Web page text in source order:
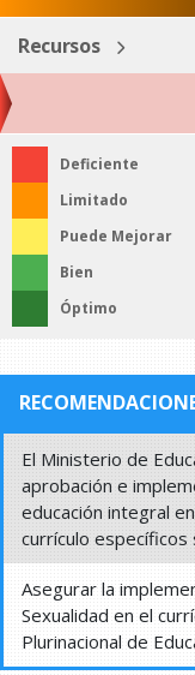
Recursos
Deficiente
Limitado
Puede Mejorar
Bien
Óptimo
El Ministerio de
aprobación e
educación integral
currículo
Asegurar la
Sexualidad en el
Plurinacional de